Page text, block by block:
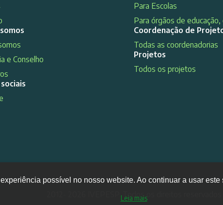
e Conselho
Para Escolas
Para órgãos de educação,
Coordenação de
Todas as coordenadorias
Projetos
Todos os projetos
2012- 2026 IVEPESP. Todos os direitos reservados
possível no nosso website. Ao continuar a usar
Leia mais